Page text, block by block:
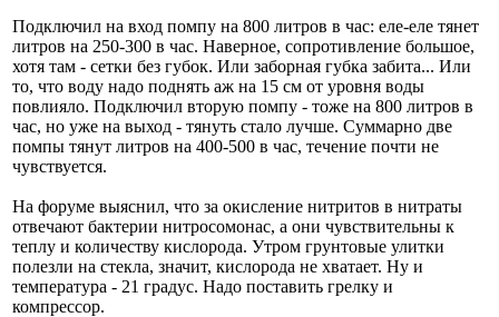
Подключил на вход помпу на 800 литров в час: еле-еле тянет
литров на 250-300 в час. Наверное, сопротивление большое,
хотя там - сетки без губок. Или заборная губка забита... Или
то, что воду надо поднять аж на 15 см от уровня воды
повлияло. Подключил вторую помпу - тоже на 800 литров в
час, но уже на выход - тянуть стало лучше. Суммарно две
помпы тянут литров на 400-500 в час, течение почти не
чувствуется.
На форуме выяснил, что за окисление нитритов в нитраты
отвечают бактерии нитросомонас, а они чувствительны к
теплу и количеству кислорода. Утром грунтовые улитки
полезли на стекла, значит, кислорода не хватает. Ну и
температура - 21 градус. Надо поставить грелку и
компрессор.